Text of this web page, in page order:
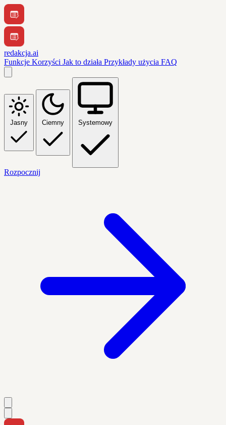
redakcja.ai
Funkcje Korzyści Jak to działa Przykłady użycia FAQ
Jasny Ciemny Systemowy
Rozpocznij